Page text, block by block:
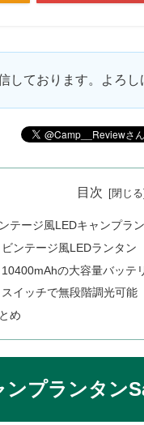
しております。よろし
目次
テージ風LEDキャンプラ
ビンテージ風LEDランタン
10400mAhの大容量バッテ
スイッチで無段階調光可能
め
ンプランタン